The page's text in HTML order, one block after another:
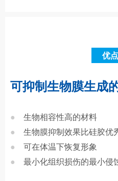
优
可抑制生物膜生成
● 生物相容性高的材料
● 生物膜抑制效果比硅胶优
● 可在体温下恢复形象
● 最小化组织损伤的最小侵